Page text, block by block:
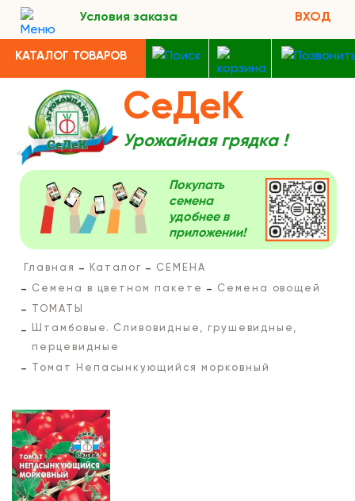
Условия заказа ВХОД
КАТАЛОГ ТОВАРОВ
СеДеК
Урожайная грядка !
Покупать
семена
удобнее в
приложении!
Главная Каталог
СЕМЕНА
Семена в цветном пакете
Семена овощей
ТОМАТЫ
Штамбовые. Сливовидные, грушевидные,
перцевидные
Томат Непасынкующийся морковный